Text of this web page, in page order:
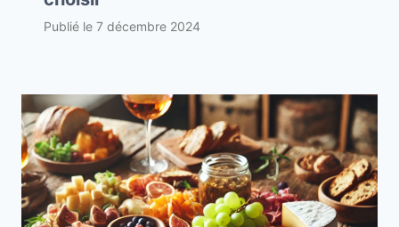
Publié le 7 décembre 2024